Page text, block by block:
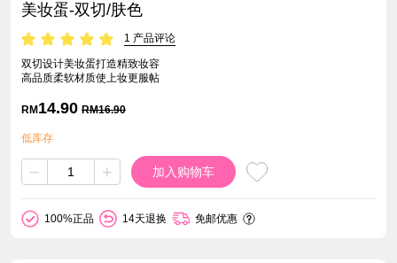
美妆蛋-双切/肤色
1 产品评论
双切设计美妆蛋打造精致妆容
高品质柔软材质使上妆更服帖
RM 14.90 RM16.90
低库存
− + 加入购物车
100%正品 14天退换 免邮优惠